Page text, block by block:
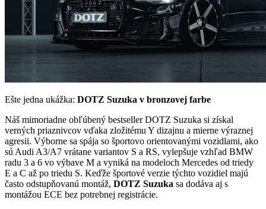
Ešte jedna ukážka: DOTZ Suzuka v bronzovej farbe
Náš mimoriadne obľúbený bestseller DOTZ Suzuka si získal
verných priaznivcov vďaka zložitému Y dizajnu a mierne výraznej
agresii. Výborne sa spája so športovo orientovanými vozidlami, ako
sú Audi A3/A7 vrátane variantov S a RS, vylepšuje vzhľad BMW
radu 3 a 6 vo výbave M a vyniká na modeloch Mercedes od triedy
E a C až po triedu S. Keďže športové verzie týchto vozidiel majú
často odstupňovanú montáž, DOTZ Suzuka sa dodáva aj s
montážou ECE bez potrebnej registrácie.